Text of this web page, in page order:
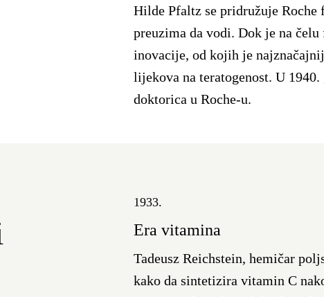
Hilde Pfaltz se pridružuje
preuzima da vodi. Dok je na
inovacije, od kojih je
lijekova na teratogenost. U
doktorica u Roche-u.
1933.
Era vitamina
Tadeusz Reichstein, hemičar
kako da sintetizira vitamin C